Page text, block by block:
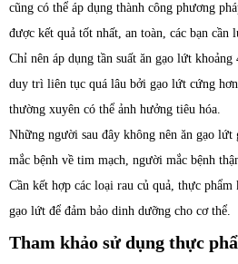
cũng có thể áp dụng thành công phương
được kết quả tốt nhất, an toàn, các bạn cần
Chỉ nên áp dụng tần suất ăn gạo lứt
duy trì liên tục quá lâu bởi gạo lứt cứng
thường xuyên có thể ảnh hưởng tiêu hóa.
Những người sau đây không nên ăn gạo
mắc bệnh về tim mạch, người mắc bệnh
Cần kết hợp các loại rau củ quả, thực
gạo lứt để đảm bảo dinh dưỡng cho cơ thể.
Tham khảo sử dụng thực